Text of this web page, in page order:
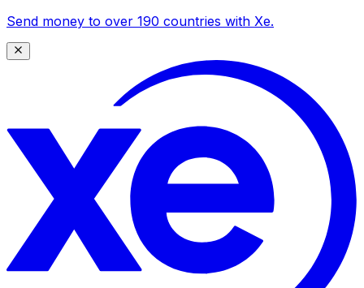
Send money to over 190 countries with Xe.